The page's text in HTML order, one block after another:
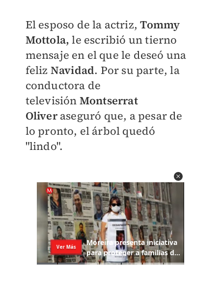
El esposo de la actriz,Tommy
Mottola,le escribió un tierno
mensaje en el que le deseó una
feliz Navidad. Por su parte, la
conductora de
televisión Montserrat
Oliveraseguró que, a pesar de
lo pronto, el árbol quedó
"lindo".